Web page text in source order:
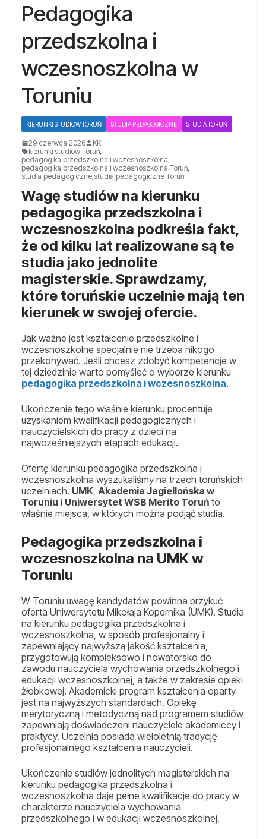
Pedagogika
przedszkolna i
wczesnoszkolna w
Toruniu
KIERUNKI STUDIÓW TORUŃ STUDIA PEDAGOGICZNE STUDIA TORUŃ
29 czerwca 2026
KK
kierunki studiów Toruń,
pedagogika przedszkolna i wczesnoszkolna,
pedagogika przedszkolna i wczesnoszkolna Toruń,
studia pedagogiczne,studia pedagogiczne Toruń
Wagę studiów na kierunku
pedagogika przedszkolna i
wczesnoszkolna podkreśla fakt,
że od kilku lat realizowane są te
studia jako jednolite
magisterskie. Sprawdzamy,
które toruńskie uczelnie mają ten
kierunek w swojej ofercie.
Jak ważne jest kształcenie przedszkolne i
wczesnoszkolne specjalnie nie trzeba nikogo
przekonywać. Jeśli chcesz zdobyć kompetencje w
tej dziedzinie warto pomyśleć o wyborze kierunku
pedagogika przedszkolna i wczesnoszkolna.
Ukończenie tego właśnie kierunku procentuje
uzyskaniem kwalifikacji pedagogicznych i
nauczycielskich do pracy z dzieci na
najwcześniejszych etapach edukacji.
Ofertę kierunku pedagogika przedszkolna i
wczesnoszkolna wyszukaliśmy na trzech toruńskich
uczelniach. UMK, Akademia Jagiellońska w
Toruniu i Uniwersytet WSB Merito Toruń to
właśnie miejsca, w których można podjąć studia.
Pedagogika przedszkolna i
wczesnoszkolna na UMK w
Toruniu
W Toruniu uwagę kandydatów powinna przykuć
oferta Uniwersytetu Mikołaja Kopernika (UMK). Studia
na kierunku pedagogika przedszkolna i
wczesnoszkolna, w sposób profesjonalny i
zapewniający najwyższą jakość kształcenia,
przygotowują kompleksowo i nowatorsko do
zawodu nauczyciela wychowania przedszkolnego i
edukacji wczesnoszkolnej, a także w zakresie opieki
żłobkowej. Akademicki program kształcenia oparty
jest na najwyższych standardach. Opiekę
merytoryczną i metodyczną nad programem studiów
zapewniają doświadczeni nauczyciele akademiccy i
praktycy. Uczelnia posiada wieloletnią tradycję
profesjonalnego kształcenia nauczycieli.
Ukończenie studiów jednolitych magisterskich na
kierunku pedagogika przedszkolna i
wczesnoszkolna daje pełne kwalifikacje do pracy w
charakterze nauczyciela wychowania
przedszkolnego i w edukacji wczesnoszkolnej.